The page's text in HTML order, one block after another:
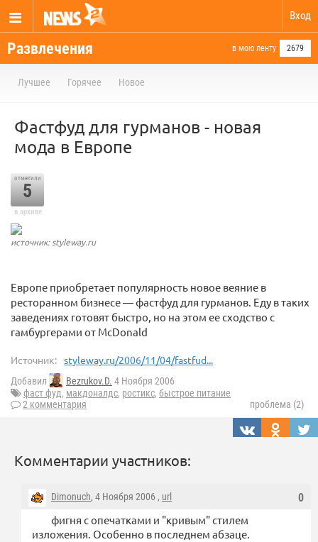
Вход
Развлечения в мою ленту 2679
Лучшее Горячее Новое
Фастфуд для гурманов - новая
мода в Европе
отметили
5
в архиве
источник: styleway.ru
Европе приобретает популярность новое веяние в
ресторанном бизнесе — фастфуд для гурманов. Еду в таких
заведениях готовят быстро, но на этом ее сходство с
гамбургерами от McDonald
Источник: styleway.ru/2006/11/04/fastfud...
Добавил Bezrukov.D. 4 Ноября 2006
фаст фуд, макдоналдс, ростикс, быстрое питание
2 комментария
проблема (2)
Комментарии участников:
0
Dimonuch, 4 Ноября 2006 , url
фигня с опечатками и "кривым" стилем
изложения. Особенно в последнем абзаце.